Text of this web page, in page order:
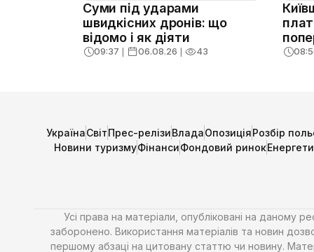
Суми під ударами
швидкісних дронів: що
відомо і як діяти
09:37 ❘ 06.08.26 ❘ 43
УкраїнаСвітПрес-релізиВладаОпозиціяРозбір
Новини туризмуФінансиФондовий ринок
Усі права на матеріали, опубліковані на даному
заборонено. Використання матеріалів та новин
першому абзаці на цитовану статтю чи новину.